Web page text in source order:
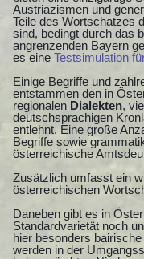
Austriazismen und
Teile des Wortschatzes
sind, bedingt durch das
angrenzenden Bayern
es eine Testsimulation
Einige Begriffe und
entstammen den in
regionalen Dialekten,
deutschsprachigen
entlehnt. Eine große
Begriffe sowie
österreichische
Zusätzlich umfasst ein
österreichischen
Daneben gibt es in
Standardvarietät noch
hier besonders
werden in der